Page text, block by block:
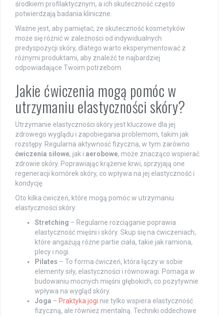
środkiem profilaktycznym, a ich skuteczność często
potwierdzają badania kliniczne.
Ważne jest, aby pamiętać, że skuteczność kosmetyków
może się różnić w zależności od indywidualnych
predyspozycji skóry, dlatego warto eksperymentować z
różnymi produktami, aby znaleźć te najbardziej
odpowiadające Twoim potrzebom.
Jakie ćwiczenia mogą pomóc w
utrzymaniu elastyczności skóry?
Utrzymanie elastyczności skóry jest kluczowe dla jej
zdrowego wyglądu i zapobiegania problemom, takim jak
rozstępy. Regularna aktywność fizyczna, w tym zarówno
ćwiczenia siłowe, jak i aerobowe, może znacząco wspierać
zdrowie skóry. Poprawiając krążenie krwi, sprzyjają one
regeneracji komórek skóry, co wpływa na jej elastyczność i
kondycję.
Oto kilka ćwiczeń, które mogą pomóc w utrzymaniu
elastyczności skóry:
Stretching – Regularne rozciąganie poprawia
elastyczność mięśni i skóry. Skup się na ćwiczeniach,
które angażują różne partie ciała, takie jak ramiona,
plecy i nogi.
Pilates – To forma ćwiczeń, która łączy w sobie
elementy siły, elastyczności i równowagi. Pomaga w
budowaniu mocnych mięśni głębokich, co pozytywnie
wpływa na wygląd skóry.
Joga – Praktyka jogi nie tylko wspiera elastyczność
fizyczną, ale również mentalną. Techniki oddechowe